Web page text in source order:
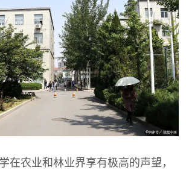
在农业和林业界享有极高的声望，